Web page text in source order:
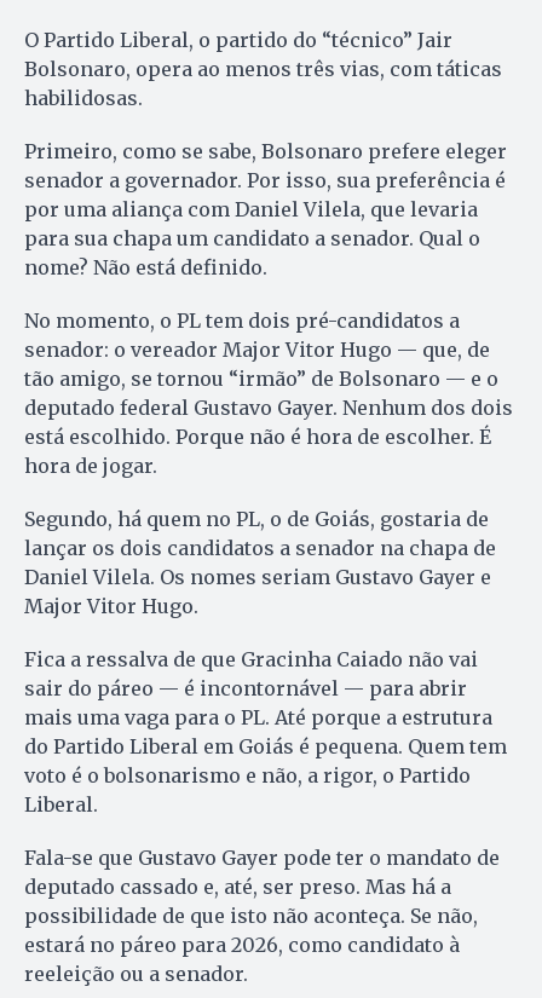
O Partido Liberal, o partido do “técnico” Jair
Bolsonaro, opera ao menos três vias, com táticas
habilidosas.
Primeiro, como se sabe, Bolsonaro prefere eleger
senador a governador. Por isso, sua preferência é
por uma aliança com Daniel Vilela, que levaria
para sua chapa um candidato a senador. Qual o
nome? Não está definido.
No momento, o PL tem dois pré-candidatos a
senador: o vereador Major Vitor Hugo — que, de
tão amigo, se tornou “irmão” de Bolsonaro — e o
deputado federal Gustavo Gayer. Nenhum dos dois
está escolhido. Porque não é hora de escolher. É
hora de jogar.
Segundo, há quem no PL, o de Goiás, gostaria de
lançar os dois candidatos a senador na chapa de
Daniel Vilela. Os nomes seriam Gustavo Gayer e
Major Vitor Hugo.
Fica a ressalva de que Gracinha Caiado não vai
sair do páreo — é incontornável — para abrir
mais uma vaga para o PL. Até porque a estrutura
do Partido Liberal em Goiás é pequena. Quem tem
voto é o bolsonarismo e não, a rigor, o Partido
Liberal.
Fala-se que Gustavo Gayer pode ter o mandato de
deputado cassado e, até, ser preso. Mas há a
possibilidade de que isto não aconteça. Se não,
estará no páreo para 2026, como candidato à
reeleição ou a senador.